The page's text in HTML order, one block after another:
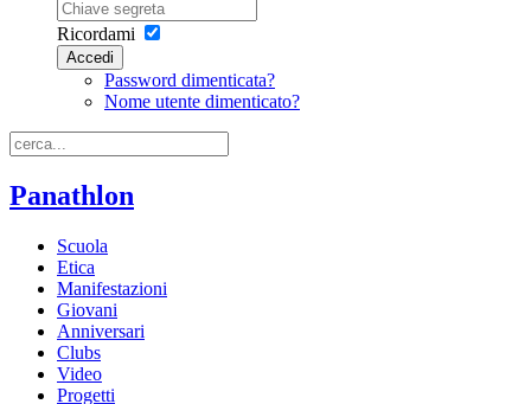
Ricordami
Accedi
Password dimenticata?
Nome utente dimenticato?
Panathlon
Scuola
Etica
Manifestazioni
Giovani
Anniversari
Clubs
Video
Progetti